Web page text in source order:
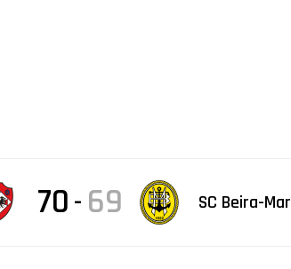
70 - 69 SC Beira-Mar